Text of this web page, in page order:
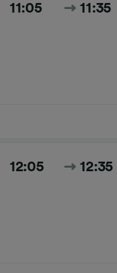
11:05 11:35
12:05 12:35